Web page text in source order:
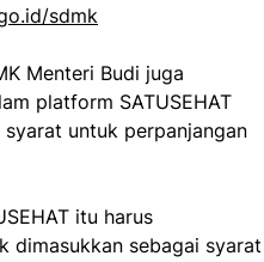
sdmk
Menteri Budi juga
platform SATUSEHAT
untuk perpanjangan
itu harus
dimasukkan sebagai syarat